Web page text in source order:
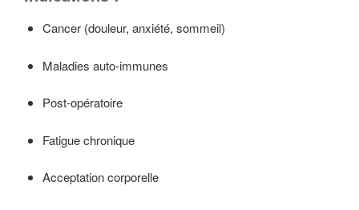
Cancer (douleur, anxiété, sommeil)
Maladies auto-immunes
Post-opératoire
Fatigue chronique
Acceptation corporelle